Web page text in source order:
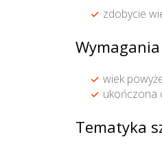
zdobycie
wiek
ukończona
Tematyka